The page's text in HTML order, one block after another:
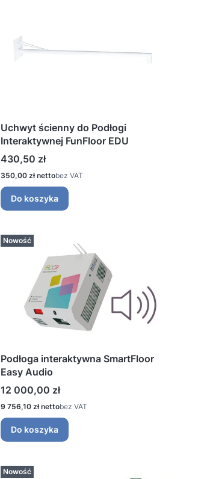
Uchwyt ścienny do Podłogi
Interaktywnej FunFloor EDU
Cena
430,50 zł
Cena
350,00 zł bez VAT
Do koszyka
Nowość
Podłoga interaktywna SmartFloor
Easy Audio
Cena
12 000,00 zł
Cena
9 756,10 zł bez VAT
Do koszyka
Nowość